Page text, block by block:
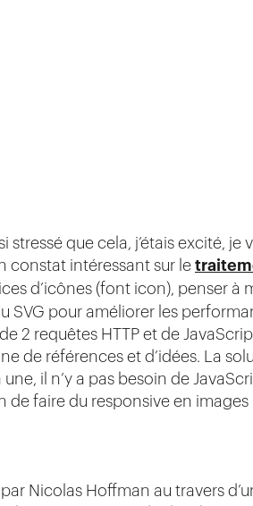
que cela, j’étais excité,
constat intéressant sur le
d’icônes (font icon), penser
SVG pour améliorer les
2 requêtes HTTP et de
de références et d’idées. La
il n’y a pas besoin de
de faire du responsive en
Nicolas Hoffman au travers